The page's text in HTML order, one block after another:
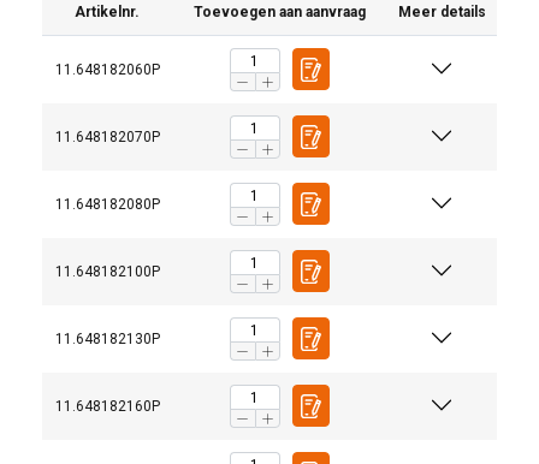
Artikelnr. Toevoegen aan aanvraag Meer details
11.648182060P
11.648182070P
11.648182080P
11.648182100P
11.648182130P
11.648182160P